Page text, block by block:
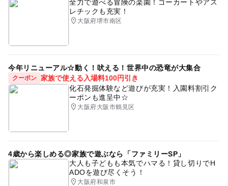
全力で遊べる冒険の楽園！ゴーカートやアス
レチックも充実！
大阪府堺市南区
今年リニューアル☆動く！吠える！世界中の恐竜が大集合
クーポン 家族で使える入場料100円引き
化石発掘体験など遊びが充実！入園料割引ク
ーポンも進呈中☆
大阪府大阪市鶴見区
4歳から楽しめる◎家族で遊ぶなら「ファミリーSP」
大人も子どもも本気でハマる！貸し切りでH
ADOを遊び尽くそう！
大阪府和泉市